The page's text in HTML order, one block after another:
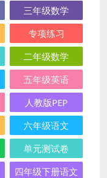
三年级数学
专项练习
二年级数学
五年级英语
人教版PEP
六年级语文
单元测试卷
四年级下册语文